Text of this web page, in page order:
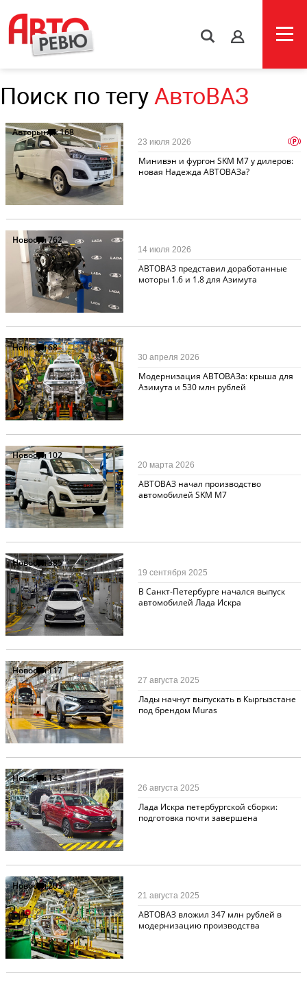
s
Поиск по тегу АвтоВАЗ
Авторынок168
Минивэн и фургон SKM M7 у дилеров:
новая Надежда АВТОВАЗа?
23 июля 2026 p
Новости762
АВТОВАЗ представил доработанные
моторы 1.6 и 1.8 для Азимута
14 июля 2026
Новости68
Модернизация АВТОВАЗа: крыша для
Азимута и 530 млн рублей
30 апреля 2026
Новости102
АВТОВАЗ начал производство
автомобилей SKM М7
20 марта 2026
Новости385
В Санкт-Петербурге начался выпуск
автомобилей Лада Искра
19 сентября 2025
Новости117
Лады начнут выпускать в Кыргызстане
под брендом Muras
27 августа 2025
Новости143
Лада Искра петербургской сборки:
подготовка почти завершена
26 августа 2025
Новости203
АВТОВАЗ вложил 347 млн рублей в
модернизацию производства
21 августа 2025